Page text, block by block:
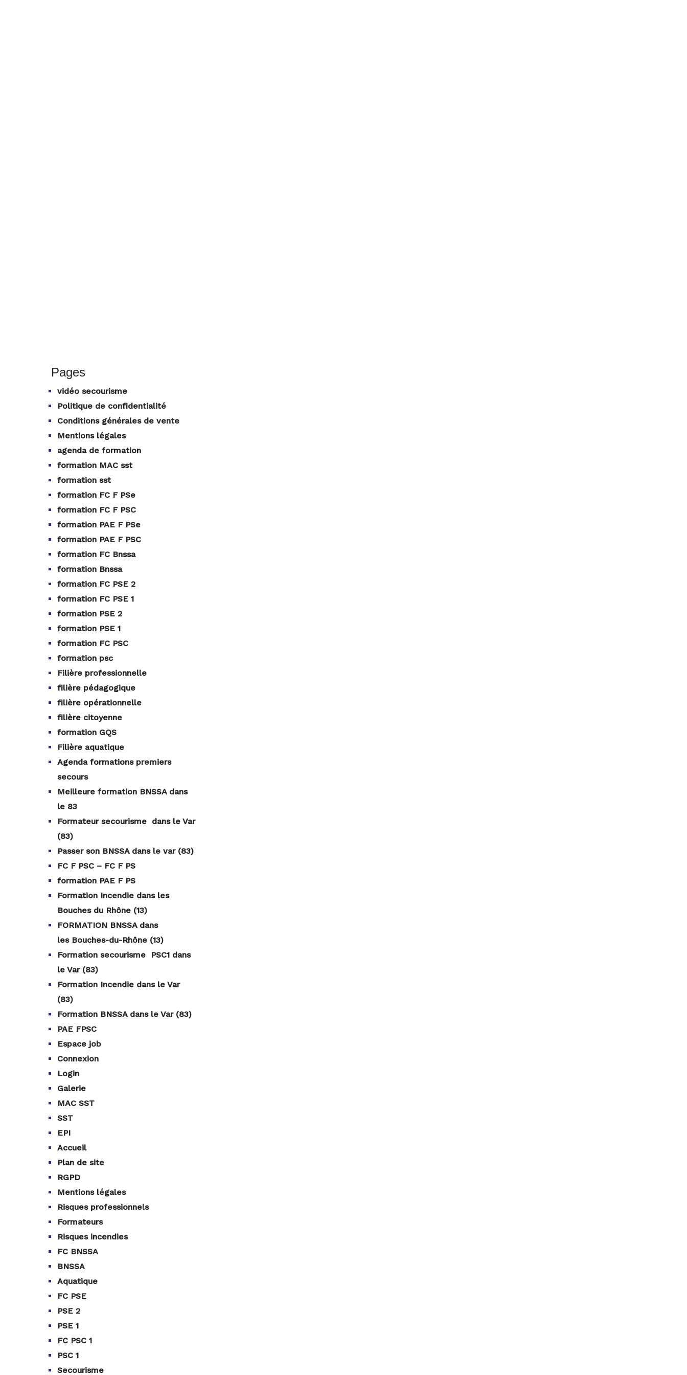
Pages
vidéo secourisme
Politique de confidentialité
Conditions générales de vente
Mentions légales
agenda de formation
formation MAC sst
formation sst
formation FC F PSe
formation FC F PSC
formation PAE F PSe
formation PAE F PSC
formation FC Bnssa
formation Bnssa
formation FC PSE 2
formation FC PSE 1
formation PSE 2
formation PSE 1
formation FC PSC
formation psc
Filière professionnelle
filière pédagogique
filière opérationnelle
filière citoyenne
formation GQS
Filière aquatique
Agenda formations premiers
secours
Meilleure formation BNSSA dans
le 83
Formateur secourisme dans le Var
(83)
Passer son BNSSA dans le var (83)
FC F PSC – FC F PS
formation PAE F PS
Formation Incendie dans les
Bouches du Rhône (13)
FORMATION BNSSA dans
les Bouches-du-Rhône (13)
Formation secourisme PSC1 dans
le Var (83)
Formation Incendie dans le Var
(83)
Formation BNSSA dans le Var (83)
PAE FPSC
Espace job
Connexion
Login
Galerie
MAC SST
SST
EPI
Accueil
Plan de site
RGPD
Mentions légales
Risques professionnels
Formateurs
Risques incendies
FC BNSSA
BNSSA
Aquatique
FC PSE
PSE 2
PSE 1
FC PSC 1
PSC 1
Secourisme